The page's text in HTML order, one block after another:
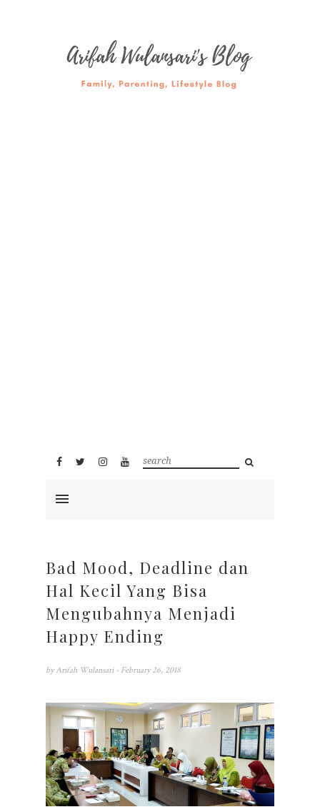
Bad Mood, Deadline dan
Hal Kecil Yang Bisa
Mengubahnya Menjadi
Happy Ending
by Arifah Wulansari - February 26, 2018